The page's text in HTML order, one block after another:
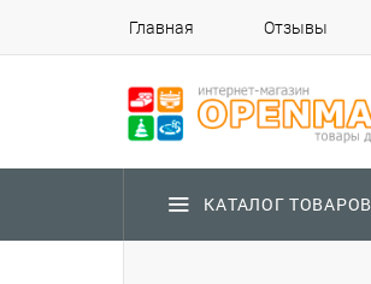
Главная Отзывы
КАТАЛОГ ТОВАРОВ